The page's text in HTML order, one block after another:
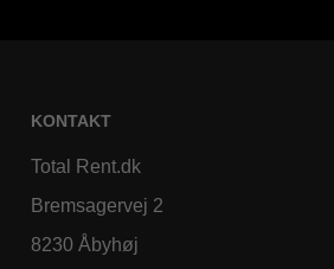
KONTAKT
Total Rent.dk
Bremsagervej 2
8230 Åbyhøj